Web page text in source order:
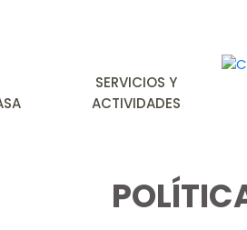
SERVICIOS Y
ACTIVIDADES